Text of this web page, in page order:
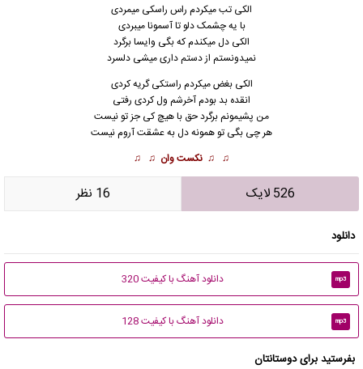
الکی تب میکردم راس راسکی میمردی
با یه چشمک دلو تا آسمونا میبردی
الکی دل میکندم که بگی وایسا برگرد
نمیدونستم از دستم داری میشی دلسرد
الکی بغض میکردم راستکی گریه کردی
انقده بد بودم آخرشم ول کردی رفتی
من پشیمونم برگرد حق با هیچ کی جز تو نیست
هر چی بگی تو همونه دل به عشقت آروم نیست
♫ ♫ نکست وان ♫ ♫
526 لایک 16 نظر
دانلود
mp3 دانلود آهنگ با کیفیت 320
mp3 دانلود آهنگ با کیفیت 128
بفرستید برای دوستانتان